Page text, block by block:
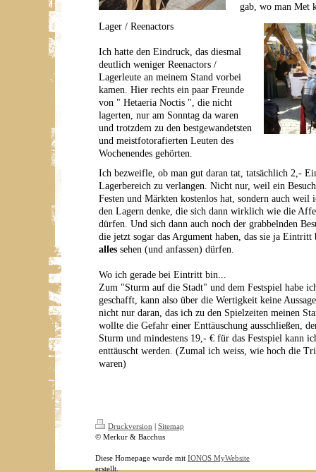
gab, wo man Met
Lager / Reenactors
Ich hatte den Eindruck, das diesmal
deutlich weniger Reenactors /
Lagerleute an meinem Stand vorbei
kamen. Hier rechts ein paar Freunde
von " Hetaeria Noctis ", die nicht
lagerten, nur am Sonntag da waren
und trotzdem zu den bestgewandetsten
und meistfotorafierten Leuten des
Wochenendes gehörten.
Ich bezweifle, ob man gut daran tat, tatsächlich 2,-
Lagerbereich zu verlangen. Nicht nur, weil ein
Festen und Märkten kostenlos hat, sondern auch weil
den Lagern denke, die sich dann wirklich wie die
dürfen. Und sich dann auch noch der grabbelnden
die jetzt sogar das Argument haben, das sie ja Eintritt
alles sehen (und anfassen) dürfen.
Wo ich gerade bei Eintritt bin...
Zum "Sturm auf die Stadt" und dem Festspiel habe
geschafft, kann also über die Wertigkeit keine
nicht nur daran, das ich zu den Spielzeiten meinen
wollte die Gefahr einer Enttäuschung ausschließen,
Sturm und mindestens 19,- € für das Festspiel kann
enttäuscht werden. (Zumal ich weiss, wie hoch die
waren)
Druckversion | Sitemap
© Merkur & Bacchus
Diese Homepage wurde mit IONOS MyWebsite
erstellt.